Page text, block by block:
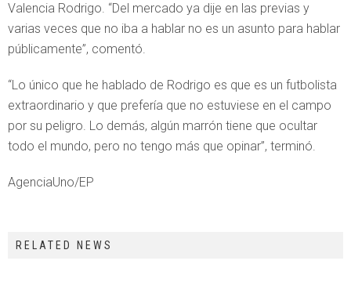
Valencia Rodrigo. “Del mercado ya dije en las previas y
varias veces que no iba a hablar no es un asunto para hablar
públicamente”, comentó.
“Lo único que he hablado de Rodrigo es que es un futbolista
extraordinario y que prefería que no estuviese en el campo
por su peligro. Lo demás, algún marrón tiene que ocultar
todo el mundo, pero no tengo más que opinar”, terminó.
AgenciaUno/EP
RELATED NEWS